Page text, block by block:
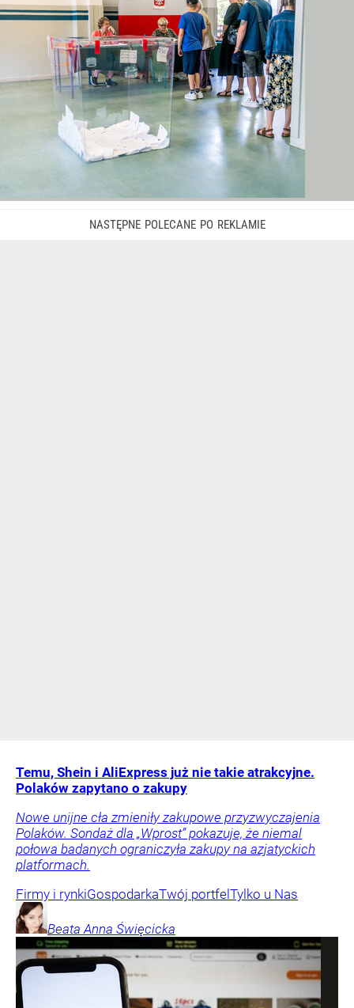
Temu, Shein i AliExpress już nie takie atrakcyjne.
Polaków zapytano o zakupy
Nowe unijne cła zmieniły zakupowe przyzwyczajenia
Polaków. Sondaż dla „Wprost” pokazuje, że niemal
połowa badanych ograniczyła zakupy na azjatyckich
platformach.
Firmy i rynkiGospodarkaTwój portfelTylko u Nas
Beata Anna Święcicka